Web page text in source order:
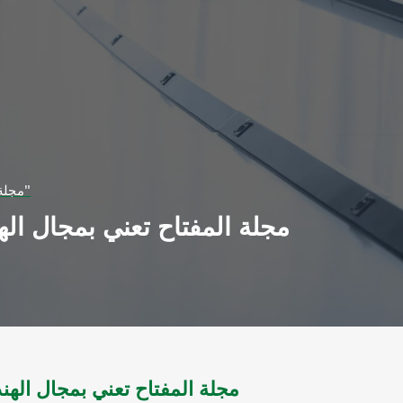
مجلة المفتاح تعني بمجال الهندسة والاتصالات وتركيب الشبكات - س6 ؛ع6 ل 2000 " أعداد مكرار"
مجلة المفتاح تعني بمجال